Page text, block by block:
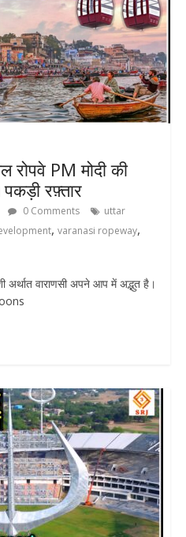
रोपवे PM मोदी की
रफ़्तार
0 Comments
uttar
, varanasi ropeway,
अर्थात वाराणसी अपने आप में अद्भुत है।